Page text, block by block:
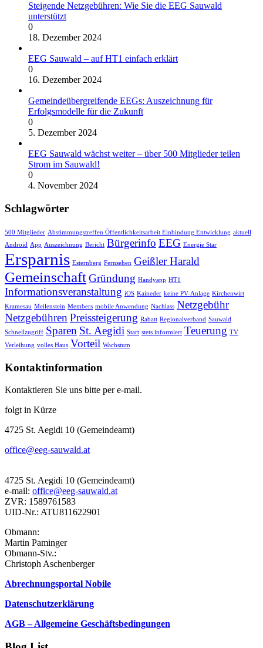
Steigende Netzgebühren: Wie Sie die EEG Sauwald
unterstützt
0
18. Dezember 2024
EEG Sauwald – auf HT1 einfach erklärt
0
16. Dezember 2024
Gemeindeübergreifende EEGs: Auszeichnung für
Erfolgsmodelle für die Zukunft
0
5. Dezember 2024
EEG Sauwald wächst weiter – über 500 Mitglieder teilen
Strom im Sauwald!
0
4. November 2024
Schlagwörter
500 Mitglieder Abstimmungstreffen Öffentlichkeitsarbeit Einbindung Entwicklung aktuell
Android
App Auszeichnung Bericht Bürgerinfo EEG Energie Star
Ersparnis Esternberg Fernsehen Geißler Harald
GemeinschaftGründung Handyapp HT1
Informationsveranstaltung iOS Kaineder keine PV-Anlage Kirchenwirt
Kramesau Meilenstein Members mobile Anwendung Nachlass Netzgebühr
Netzgebühren Preissteigerung Rabatt Regionalverband Sauwald
Schnellzugriff Sparen St. Aegidi Start stets informiert Teuerung TV
Verleihung volles Haus Vorteil Wachstum
Kontaktinformation
Kontaktieren Sie uns bitte per e-mail.
folgt in Kürze
4725 St. Aegidi 10 (Gemeindeamt)
office@eeg-sauwald.at
4725 St. Aegidi 10 (Gemeindeamt)
e-mail: office@eeg-sauwald.at
ZVR: 1589761583
UID-Nr.: ATU811622901
Obmann:
Martin Paminger
Obmann-Stv.:
Christoph Aschenberger
Abrechnungsportal Nobile
Datenschutzerklärung
AGB – Allgemeine Geschäftsbedingungen